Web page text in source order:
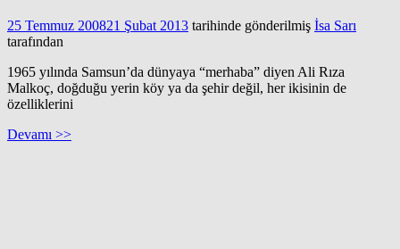
25 Temmuz 200821 Şubat 2013 tarihinde gönderilmiş İsa Sarı
tarafından
1965 yılında Samsun’da dünyaya “merhaba” diyen Ali Rıza
Malkoç, doğduğu yerin köy ya da şehir değil, her ikisinin de
özelliklerini
Devamı >>